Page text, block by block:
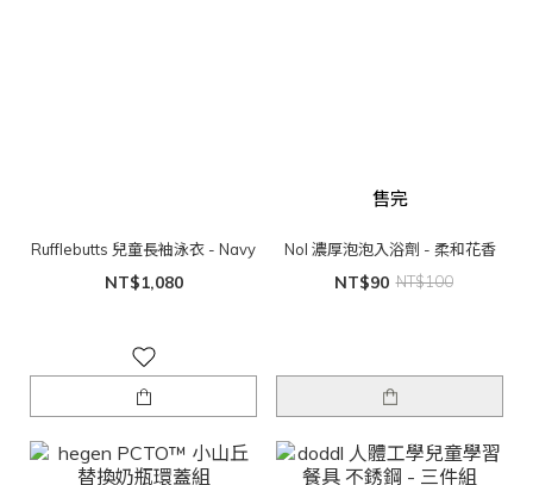
Rufflebutts 兒童長袖泳衣 - Navy
NT$1,080
售完
Nol 濃厚泡泡入浴劑 - 柔和花香
NT$90 NT$100